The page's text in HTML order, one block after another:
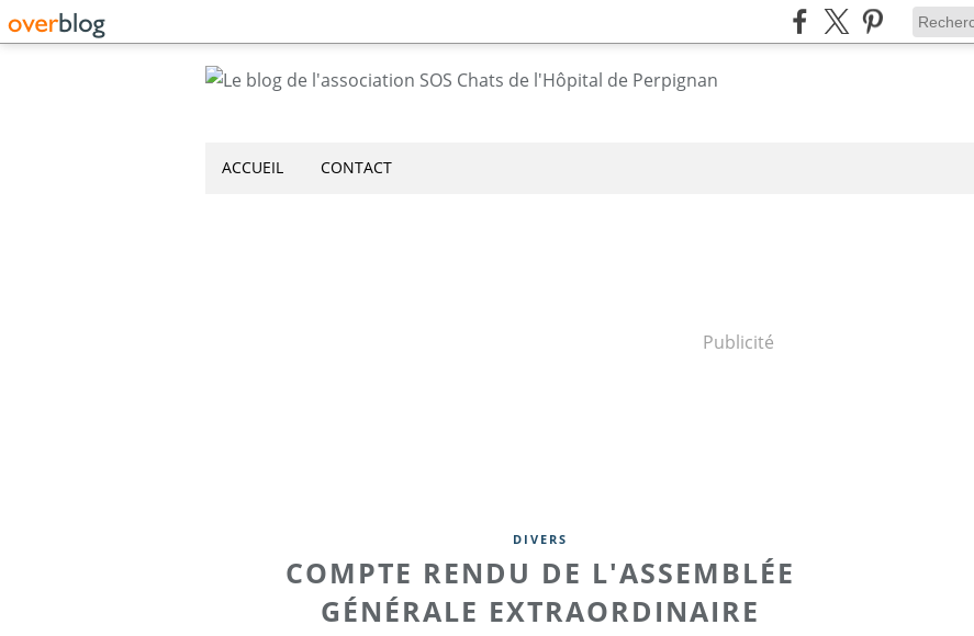
ACCUEIL CONTACT
Publicité
DIVERS
COMPTE RENDU DE L'ASSEMBLÉE
GÉNÉRALE EXTRAORDINAIRE